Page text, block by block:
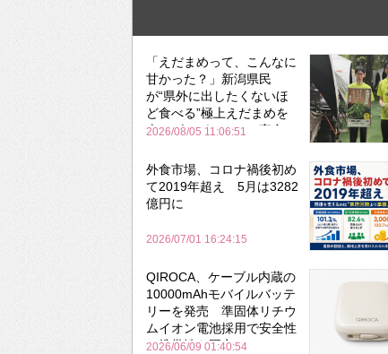
「えだまめって、こんなに
甘かった？」新潟県民
が“県外に出したくないほ
ど食べる”極上えだまめを
森のビアガーデンで実食
2026/08/05 11:06:51
外食市場、コロナ禍後初め
て2019年超え 5月は3282
億円に
2026/07/01 16:24:15
QIROCA、ケーブル内蔵の
10000mAhモバイルバッテ
リーを発売 準固体リチウ
ムイオン電池採用で安全性
と携帯性を両立
2026/06/09 01:40:54